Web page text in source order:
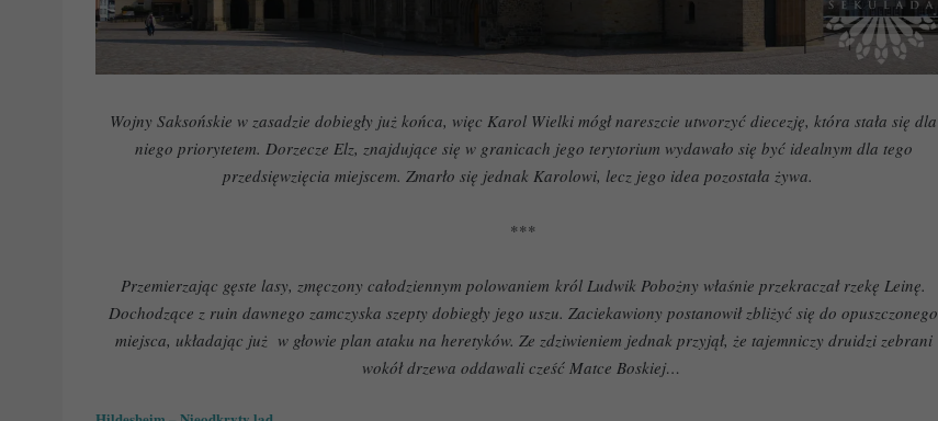
Wojny Saksońskie w zasadzie dobiegły już końca, więc Karol Wielki mógł nareszcie utworzyć diecezję, która stała się dla
niego priorytetem. Dorzecze Elz, znajdujące się w granicach jego terytorium wydawało się być idealnym dla tego
przedsięwzięcia miejscem. Zmarło się jednak Karolowi, lecz jego idea pozostała żywa.
***
Przemierzając gęste lasy, zmęczony całodziennym polowaniem król Ludwik Pobożny właśnie przekraczał rzekę Leinę.
Dochodzące z ruin dawnego zamczyska szepty dobiegły jego uszu. Zaciekawiony postanowił zbliżyć się do opuszczonego
miejsca, układając już w głowie plan ataku na heretyków. Ze zdziwieniem jednak przyjął, że tajemniczy druidzi zebrani
wokół drzewa oddawali cześć Matce Boskiej…